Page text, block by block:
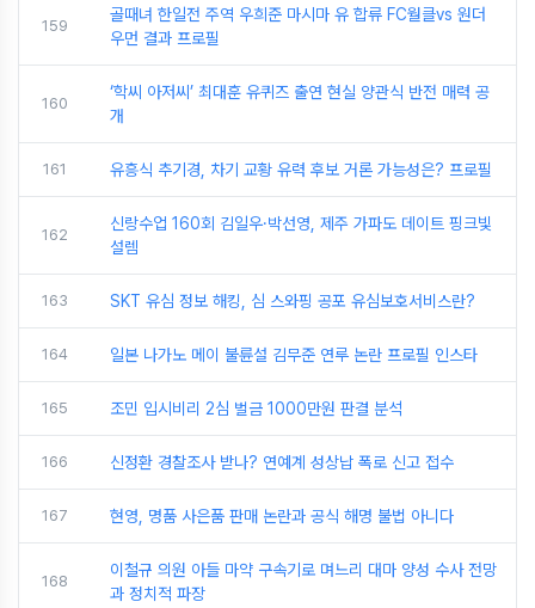
159
골때녀 한일전 주역 우희준 마시마 유 합류 FC월클vs 원더
우먼 결과 프로필
160
‘학씨 아저씨’ 최대훈 유퀴즈 출연 현실 양관식 반전 매력 공
개
161 유흥식 추기경, 차기 교황 유력 후보 거론 가능성은? 프로필
162
신랑수업 160회 김일우·박선영, 제주 가파도 데이트 핑크빛
설렘
163 SKT 유심 정보 해킹, 심 스와핑 공포 유심보호서비스란?
164 일본 나가노 메이 불륜설 김무준 연루 논란 프로필 인스타
165 조민 입시비리 2심 벌금 1000만원 판결 분석
166 신정환 경찰조사 받나? 연예계 성상납 폭로 신고 접수
167 현영, 명품 사은품 판매 논란과 공식 해명 불법 아니다
168
이철규 의원 아들 마약 구속기로 며느리 대마 양성 수사 전망
과 정치적 파장